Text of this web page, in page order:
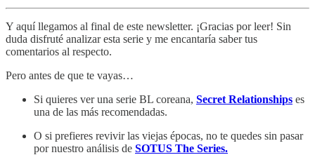
Y aquí llegamos al final de este newsletter. ¡Gracias por leer! Sin
duda disfruté analizar esta serie y me encantaría saber tus
comentarios al respecto.
Pero antes de que te vayas…
Si quieres ver una serie BL coreana, Secret Relationships es
una de las más recomendadas.
O si prefieres revivir las viejas épocas, no te quedes sin pasar
por nuestro análisis de SOTUS The Series.